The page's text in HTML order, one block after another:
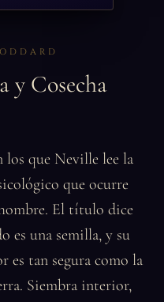
y Cosecha
los que Neville lee la
que ocurre
El título dice
es una semilla, y su
es tan segura como la
Siembra interior,